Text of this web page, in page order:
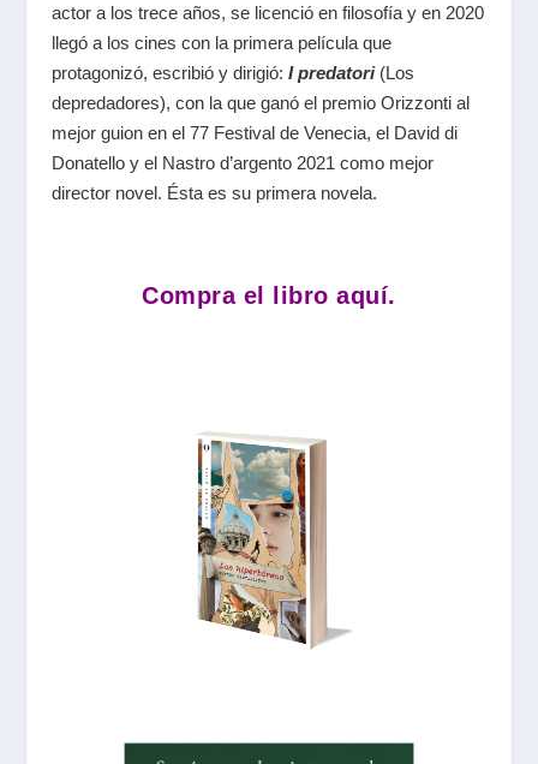
actor a los trece años, se licenció en filosofía y en 2020
llegó a los cines con la primera película que
protagonizó, escribió y dirigió: I predatori(Los
depredadores), con la que ganó el premio Orizzonti al
mejor guion en el 77 Festival de Venecia, el David di
Donatello y el Nastro d’argento 2021 como mejor
director novel. Ésta es su primera novela.
Compra el libro aquí.